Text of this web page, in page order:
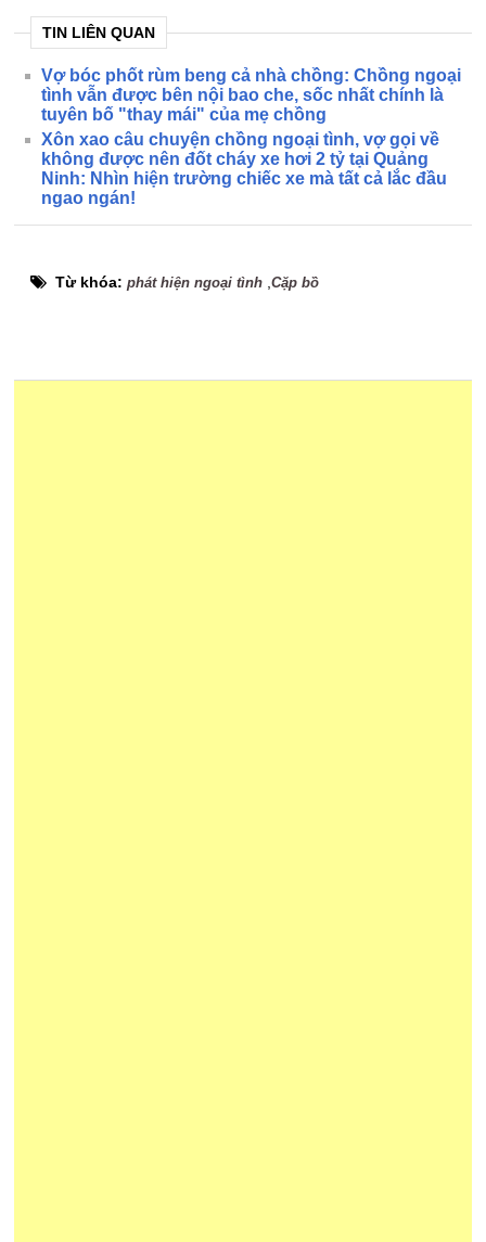
TIN LIÊN QUAN
Vợ bóc phốt rùm beng cả nhà chồng: Chồng ngoại
tình vẫn được bên nội bao che, sốc nhất chính là
tuyên bố "thay mái" của mẹ chồng
Xôn xao câu chuyện chồng ngoại tình, vợ gọi về
không được nên đốt cháy xe hơi 2 tỷ tại Quảng
Ninh: Nhìn hiện trường chiếc xe mà tất cả lắc đầu
ngao ngán!
Từ khóa:phát hiện ngoại tình ,Cặp bồ